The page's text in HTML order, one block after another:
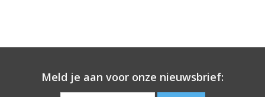
Meld je aan voor onze nieuwsbrief: